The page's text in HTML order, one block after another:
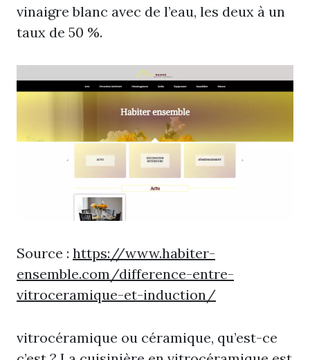
vinaigre blanc avec de l’eau, les deux à un
taux de 50 %.
Source : https://www.habiter-
ensemble.com/difference-entre-
vitroceramique-et-induction/
vitrocéramique ou céramique, qu’est-ce